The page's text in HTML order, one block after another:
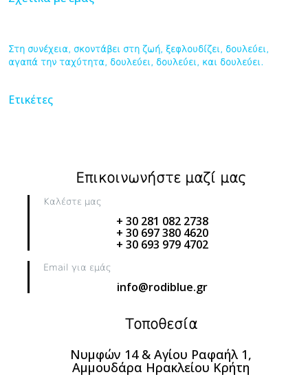
Στη συνέχεια, σκοντάβει στη ζωή, ξεφλουδίζει, δουλεύει,
αγαπά την ταχύτητα, δουλεύει, δουλεύει, και δουλεύει.
Ετικέτες
Επικοινωνήστε μαζί μας
Καλέστε μας
+ 30 281 082 2738
+ 30 697 380 4620
+ 30 693 979 4702
Email για εμάς
info@rodiblue.gr
Τοποθεσία
Νυμφών 14 & Αγίου Ραφαήλ 1,
Αμμουδάρα Ηρακλείου Κρήτη